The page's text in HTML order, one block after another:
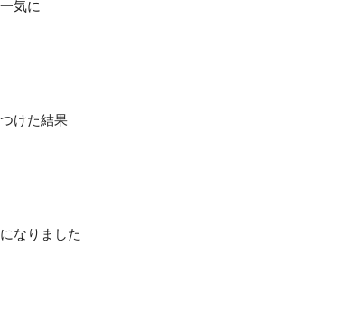
気に
けた結果
なりました